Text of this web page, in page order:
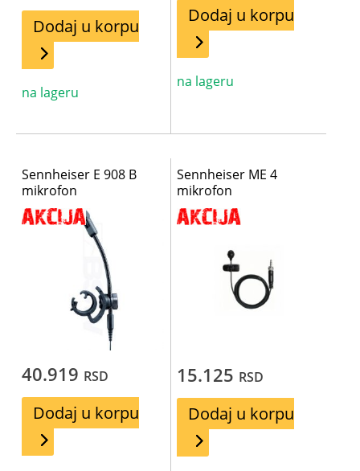
Dodaj u korpu
na lageru
Dodaj u korpu
na lageru
Sennheiser E 908 B
mikrofon
40.919 RSD
Dodaj u korpu
Sennheiser ME 4
mikrofon
15.125 RSD
Dodaj u korpu